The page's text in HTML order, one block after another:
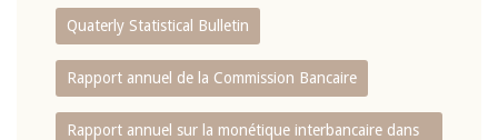
Quaterly Statistical Bulletin
Rapport annuel de la Commission Bancaire
Rapport annuel sur la monétique interbancaire dans